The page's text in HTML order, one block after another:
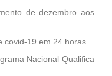
de dezembro aos
covid-19 em 24 horas
Nacional Qualifica